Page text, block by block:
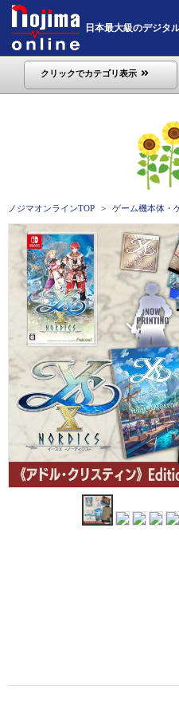
日本最大級のデジタ
クリックでカテゴリ表示
ノジマオンラインTOP ゲーム機本体・